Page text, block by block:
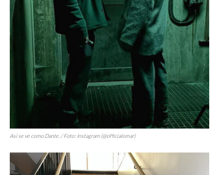
Así se ve como Dante. / Foto: Instagram (@officialomar)